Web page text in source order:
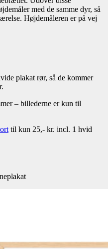
med de samme dyr, så
Højdemåleren er på vej
plakat rør, så de kommer
– billederne er kun til
til kun 25,- kr. incl. 1 hvid